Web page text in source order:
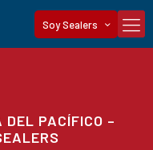
Soy Sealers
PACÍFICO –